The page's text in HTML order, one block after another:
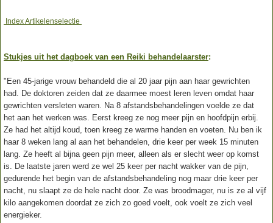
Index Artikelenselectie
Stukjes uit het dagboek van een Reiki behandelaarster:
"Een 45-jarige vrouw behandeld die al 20 jaar pijn aan haar gewrichten
had. De doktoren zeiden dat ze daarmee moest leren leven omdat haar
gewrichten versleten waren. Na 8 afstandsbehandelingen voelde ze dat
het aan het werken was. Eerst kreeg ze nog meer pijn en hoofdpijn erbij.
Ze had het altijd koud, toen kreeg ze warme handen en voeten. Nu ben ik
haar 8 weken lang al aan het behandelen, drie keer per week 15 minuten
lang. Ze heeft al bijna geen pijn meer, alleen als er slecht weer op komst
is. De laatste jaren werd ze wel 25 keer per nacht wakker van de pijn,
gedurende het begin van de afstandsbehandeling nog maar drie keer per
nacht, nu slaapt ze de hele nacht door. Ze was broodmager, nu is ze al vijf
kilo aangekomen doordat ze zich zo goed voelt, ook voelt ze zich veel
energieker.